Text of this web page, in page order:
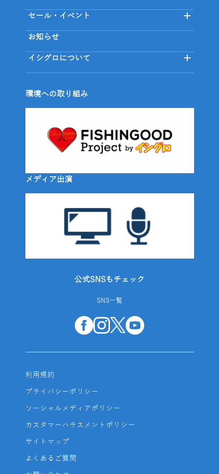
セール・イベント
お知らせ
イシグロについて
環境への取り組み
メディア出演
公式SNSもチェック
SNS一覧
利用規約
プライバシーポリシー
ソーシャルメディアポリシー
カスタマーハラスメントポリシー
サイトマップ
よくあるご質問